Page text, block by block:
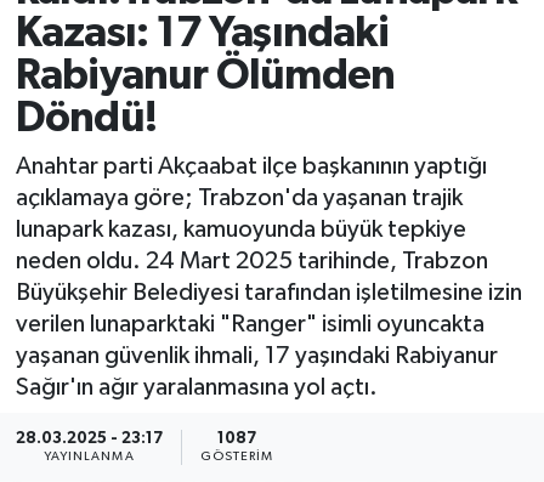
Kazası: 17 Yaşındaki
Rabiyanur Ölümden
Döndü!
Anahtar parti Akçaabat ilçe başkanının yaptığı
açıklamaya göre; Trabzon'da yaşanan trajik
lunapark kazası, kamuoyunda büyük tepkiye
neden oldu. 24 Mart 2025 tarihinde, Trabzon
Büyükşehir Belediyesi tarafından işletilmesine izin
verilen lunaparktaki "Ranger" isimli oyuncakta
yaşanan güvenlik ihmali, 17 yaşındaki Rabiyanur
Sağır'ın ağır yaralanmasına yol açtı.
28.03.2025 - 23:17
YAYINLANMA
1087
GÖSTERIM